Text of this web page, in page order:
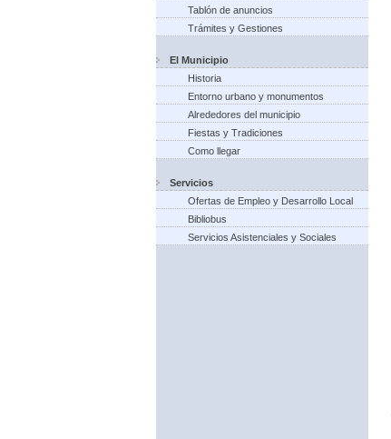
Tablón de anuncios
Trámites y Gestiones
El Municipio
Historia
Entorno urbano y monumentos
Alrededores del municipio
Fiestas y Tradiciones
Como llegar
Servicios
Ofertas de Empleo y Desarrollo Local
Bibliobus
Servicios Asistenciales y Sociales